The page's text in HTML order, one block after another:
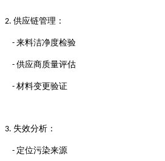
2. 供应链管理：
- 来料洁净度检验
- 供应商质量评估
- 材料变更验证
3. 失效分析：
- 定位污染来源